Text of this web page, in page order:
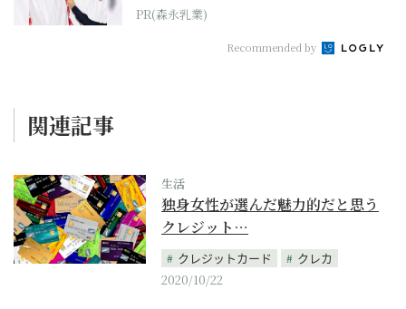
PR(森永乳業)
Recommended by
関連記事
生活
独身女性が選んだ魅力的だと思う
クレジット…
クレジットカード
クレカ
2020/10/22